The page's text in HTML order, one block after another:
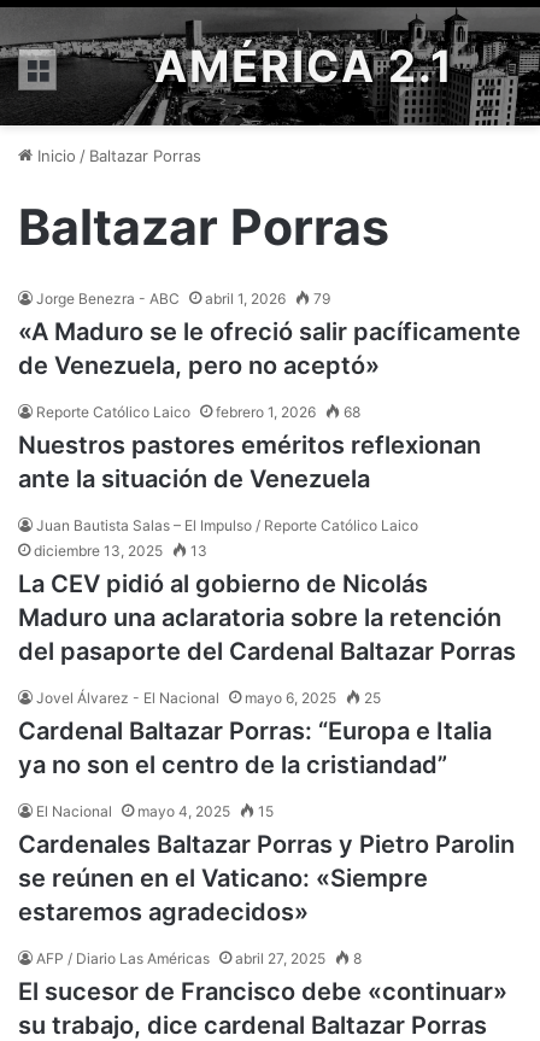
Menú AMÉRICA 2.1
Inicio / Baltazar Porras
Baltazar Porras
Jorge Benezra - ABC abril 1, 2026 79
«A Maduro se le ofreció salir pacíficamente
de Venezuela, pero no aceptó»
Reporte Católico Laico febrero 1, 2026 68
Nuestros pastores eméritos reflexionan
ante la situación de Venezuela
Juan Bautista Salas – El Impulso / Reporte Católico Laico
diciembre 13, 2025
13
La CEV pidió al gobierno de Nicolás
Maduro una aclaratoria sobre la retención
del pasaporte del Cardenal Baltazar Porras
Jovel Álvarez - El Nacional mayo 6, 2025 25
Cardenal Baltazar Porras: “Europa e Italia
ya no son el centro de la cristiandad”
El Nacional mayo 4, 2025 15
Cardenales Baltazar Porras y Pietro Parolin
se reúnen en el Vaticano: «Siempre
estaremos agradecidos»
AFP / Diario Las Américas abril 27, 2025 8
El sucesor de Francisco debe «continuar»
su trabajo, dice cardenal Baltazar Porras